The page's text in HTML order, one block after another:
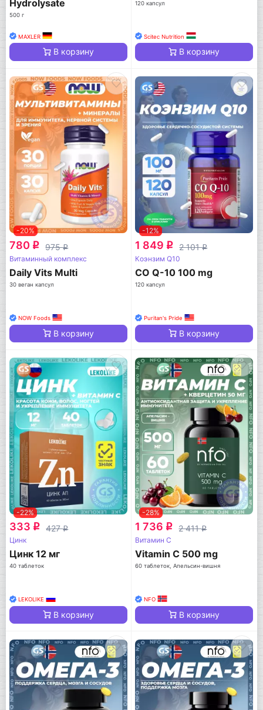
Hydrolysate
500 г
MAXLER
В корзину
120 капсул
Scitec Nutrition
В корзину
-20%
780 q 975q
Витаминный комплекс
Daily Vits Multi
30 веган капсул
NOW Foods
В корзину
-12%
1 849 q 2 101q
Коэнзим Q10
CO Q-10 100 mg
120 капсул
Puritan's Pride
В корзину
-22%
333 q 427q
Цинк
Цинк 12 мг
40 таблеток
LEKOLIKE
В корзину
-28%
1 736 q 2 411q
Витамин C
Vitamin C 500 mg
60 таблеток, Апельсин-вишня
NFO
В корзину